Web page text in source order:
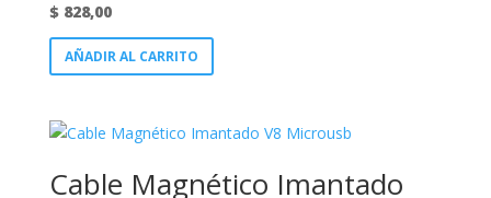
$828,00
AÑADIR AL CARRITO
Cable Magnético Imantado